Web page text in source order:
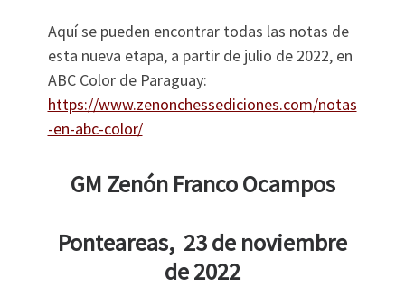
Aquí se pueden encontrar todas las notas de
esta nueva etapa, a partir de julio de 2022, en
ABC Color de Paraguay:
https://www.zenonchessediciones.com/notas
-en-abc-color/
GM Zenón Franco Ocampos
Ponteareas, 23 de noviembre
de 2022